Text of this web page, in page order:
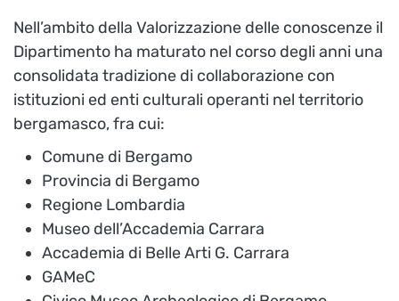
Nell’ambito della Valorizzazione delle conoscenze il
Dipartimento ha maturato nel corso degli anni una
consolidata tradizione di collaborazione con
istituzioni ed enti culturali operanti nel territorio
bergamasco, fra cui:
Comune di Bergamo
Provincia di Bergamo
Regione Lombardia
Museo dell’Accademia Carrara
Accademia di Belle Arti G. Carrara
GAMeC